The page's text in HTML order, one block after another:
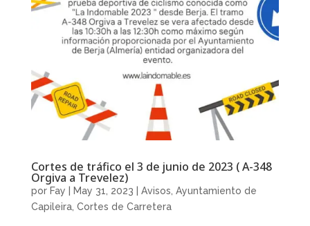
Cortes de tráfico el 3 de junio de 2023 ( A-348
Orgiva a Trevelez)
por Fay May 31, 2023 Avisos Ayuntamiento de
Capileira, Cortes de Carretera